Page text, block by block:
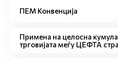
ПЕМ Конвенција
Примена на целосна
трговијата меѓу ЦЕФТА